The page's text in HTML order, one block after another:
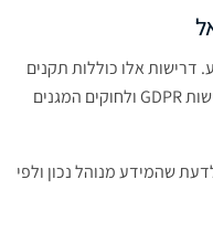
דרישות אלו כוללות תקנים
מחמירים. חשוב להתאים את הארגון לדרישות GDPR ולחוקים המגנים
שהמידע מנוהל נכון ולפי